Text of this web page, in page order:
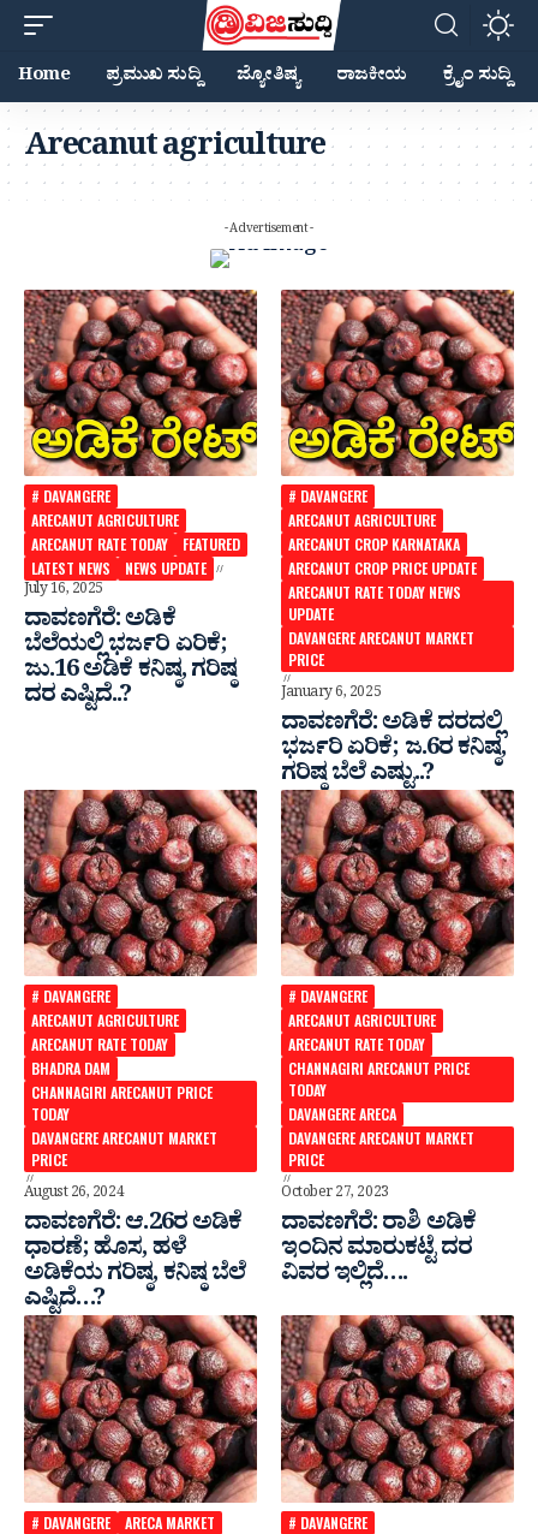
Home ಪ್ರಮುಖ ಸುದ್ದಿ ಜ್ಯೋತಿಷ್ಯ ರಾಜಕೀಯ ಕ್ರೈಂ ಸುದ್ದಿ
Arecanut agriculture
- Advertisement -
# DAVANGERE
ARECANUT AGRICULTURE
ARECANUT RATE TODAY
FEATURED
LATEST NEWS
NEWS UPDATE
July 16, 2025
ದಾವಣಗೆರೆ: ಅಡಿಕೆ
ಬೆಲೆಯಲ್ಲಿ ಭರ್ಜರಿ ಏರಿಕೆ;
ಜು.16 ಅಡಿಕೆ ಕನಿಷ್ಠ, ಗರಿಷ್ಠ
ದರ ಎಷ್ಟಿದೆ..?
# DAVANGERE
ARECANUT AGRICULTURE
ARECANUT CROP KARNATAKA
ARECANUT CROP PRICE UPDATE
ARECANUT RATE TODAY NEWS
UPDATE
DAVANGERE ARECANUT MARKET
PRICE
January 6, 2025
ದಾವಣಗೆರೆ: ಅಡಿಕೆ ದರದಲ್ಲಿ
ಭರ್ಜರಿ ಏರಿಕೆ; ಜ.6ರ ಕನಿಷ್ಠ,
ಗರಿಷ್ಠ ಬೆಲೆ ಎಷ್ಟು..?
# DAVANGERE
ARECANUT AGRICULTURE
ARECANUT RATE TODAY
BHADRA DAM
CHANNAGIRI ARECANUT PRICE
TODAY
DAVANGERE ARECANUT MARKET
PRICE
August 26, 2024
ದಾವಣಗೆರೆ: ಆ.26ರ ಅಡಿಕೆ
ಧಾರಣೆ; ಹೊಸ, ಹಳೆ
ಅಡಿಕೆಯ ಗರಿಷ್ಠ, ಕನಿಷ್ಠ ಬೆಲೆ‌
ಎಷ್ಟಿದೆ…?
# DAVANGERE
ARECANUT AGRICULTURE
ARECANUT RATE TODAY
CHANNAGIRI ARECANUT PRICE
TODAY
DAVANGERE ARECA
DAVANGERE ARECANUT MARKET
PRICE
October 27, 2023
ದಾವಣಗೆರೆ: ರಾಶಿ ಅಡಿಕೆ
ಇಂದಿನ‌ ಮಾರುಕಟ್ಟೆ ದರ
ವಿವರ ಇಲ್ಲಿದೆ….
# DAVANGERE
ARECA MARKET
# DAVANGERE